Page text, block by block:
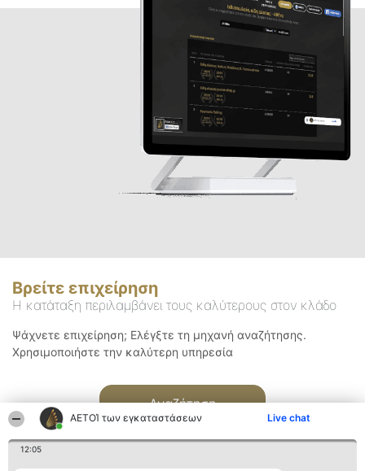
ΑΕΤΟΊ των εγκαταστάσεων Live chat
12:05
Βρείτε επιχείρηση
Η κατάταξη περιλαμβάνει τους καλύτερους στον κλάδο
Ψάχνετε επιχείρηση; Ελέγξτε τη μηχανή αναζήτησης.
Χρησιμοποιήστε την καλύτερη υπηρεσία
Αναζήτηση